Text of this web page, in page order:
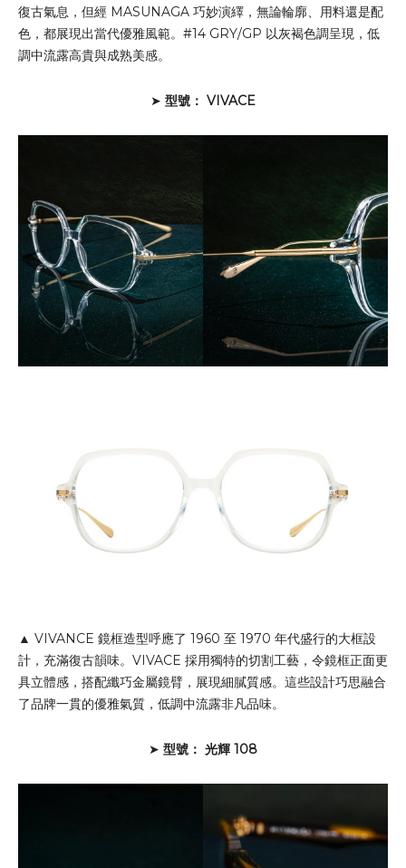
復古氣息，但經 MASUNAGA 巧妙演繹，無論輪廓、用料還是配
色，都展現出當代優雅風範。#14 GRY/GP 以灰褐色調呈現，低
調中流露高貴與成熟美感。
➤ 型號： VIVACE
▲ VIVANCE 鏡框造型呼應了 1960 至 1970 年代盛行的大框設
計，充滿復古韻味。VIVACE 採用獨特的切割工藝，令鏡框正面更
具立體感，搭配纖巧金屬鏡臂，展現細膩質感。這些設計巧思融合
了品牌一貫的優雅氣質，低調中流露非凡品味。
➤ 型號： 光輝 108